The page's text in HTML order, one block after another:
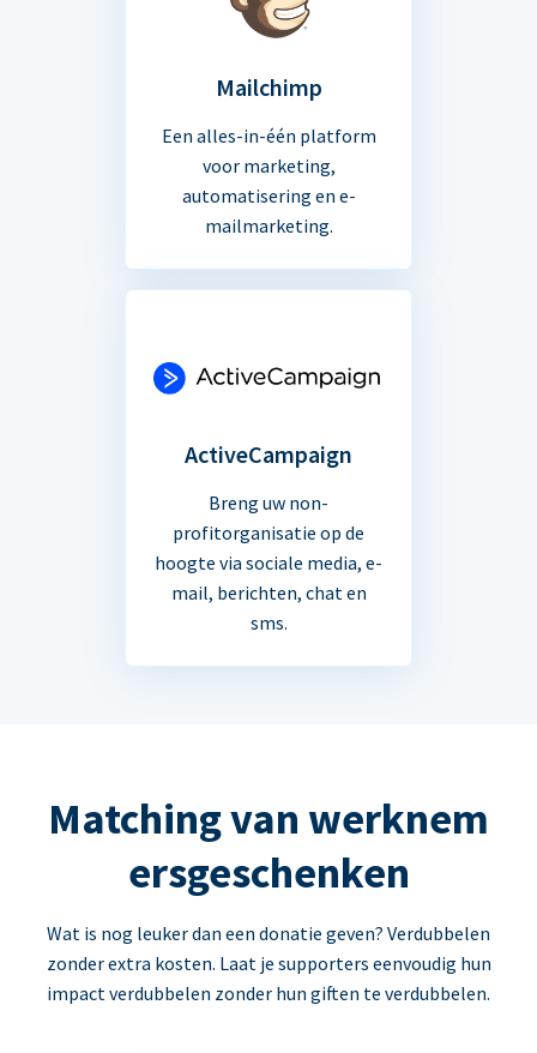
Mailchimp
Een alles-in-één platform
voor marketing,
automatisering en e-
mailmarketing.
ActiveCampaign
Breng uw non-
profitorganisatie op de
hoogte via sociale media, e-
mail, berichten, chat en
sms.
Matching van werknem
ersgeschenken
Wat is nog leuker dan een donatie geven? Verdubbelen
zonder extra kosten. Laat je supporters eenvoudig hun
impact verdubbelen zonder hun giften te verdubbelen.